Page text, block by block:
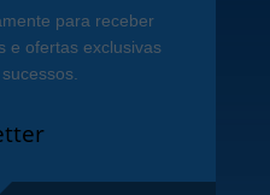
para receber
e ofertas exclusivas